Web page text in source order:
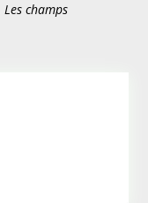
Les champs